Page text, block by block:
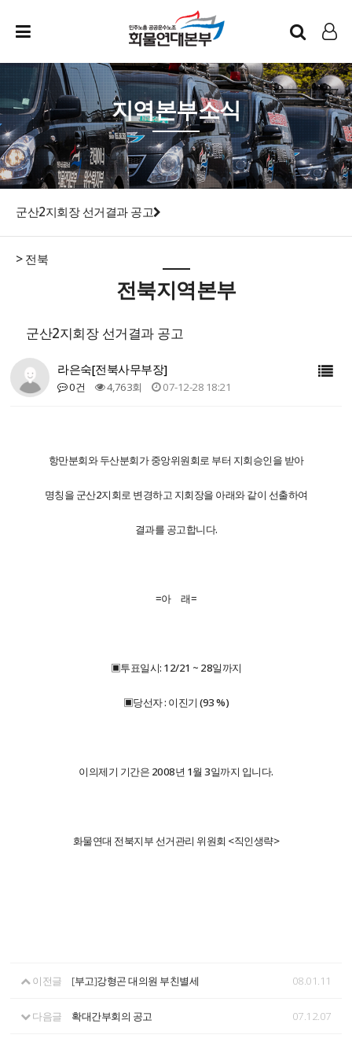
인트라넷
LOG IN
지역본부소식
군산2지회장 선거결과 공고
> 전북
전북지역본부
군산2지회장 선거결과 공고
라은숙[전북사무부장]
0건 4,763회 07-12-28 18:21
항만분회와 두산분회가 중앙위원회로 부터 지회승인을 받아
명칭을 군산2지회로 변경하고 지회장을 아래와 같이 선출하여
결과를 공고합니다.
=아 래=
▣투표일시: 12/21 ~ 28일까지
▣당선자 : 이진기 (93 %)
이의제기 기간은 2008년 1월 3일까지 입니다.
화물연대 전북지부 선거관리 위원회 <직인생략>
이전글 [부고]강형곤 대의원 부친별세 08.01.11
다음글 확대간부회의 공고 07.12.07